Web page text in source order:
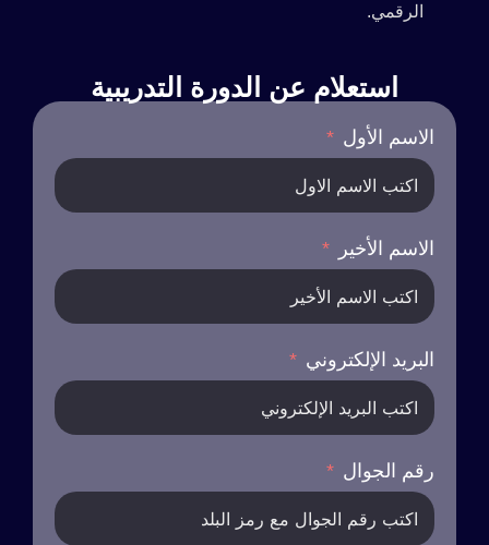
الرقمي.
استعلام عن الدورة التدريبية
الاسم الأول
الاسم الأخير
البريد الإلكتروني
رقم الجوال